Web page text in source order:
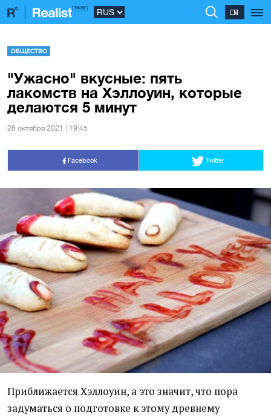
ОБЩЕСТВО
"Ужасно" вкусные: пять
лакомств на Хэллоуин, которые
делаются 5 минут
26 октября 2021 | 19:45
Facebook Twitter
Приближается Хэллоуин, а это значит, что пора
задуматься о подготовке к этому древнему